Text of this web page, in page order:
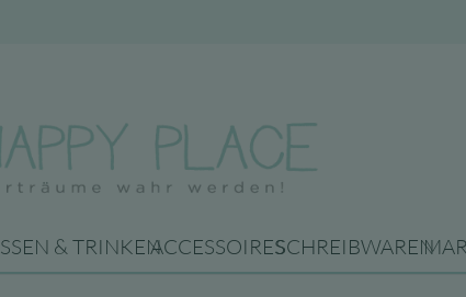
& TRINKENACCESSOIRESSCHREIBWAREN